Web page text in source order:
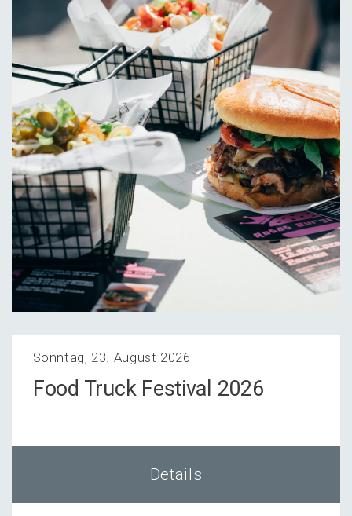
Sonntag, 23. August 2026
Food Truck Festi­val 2026
Details